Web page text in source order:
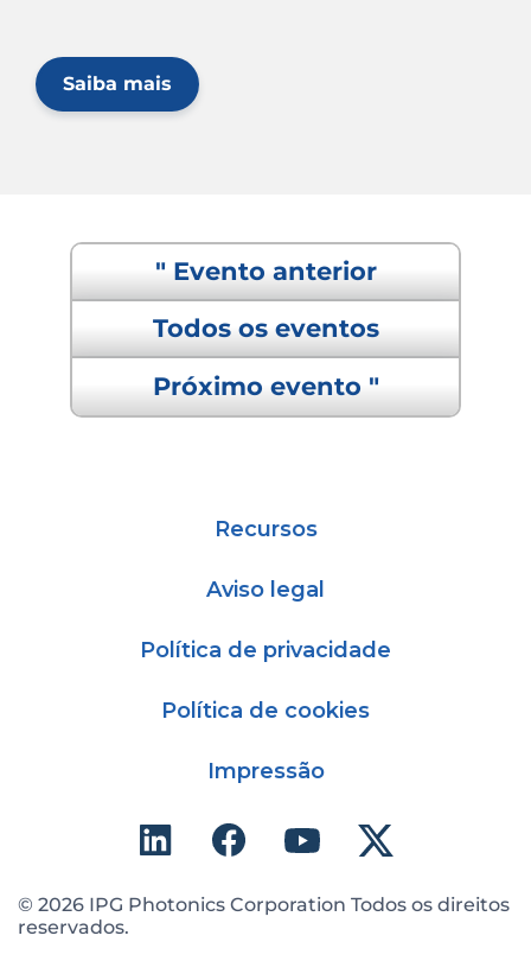
Saiba mais
" Evento anterior
Todos os eventos
Próximo evento "
Recursos
Aviso legal
Política de privacidade
Política de cookies
Impressão
© 2026 IPG Photonics Corporation Todos os direitos
reservados.